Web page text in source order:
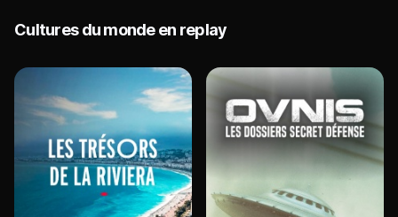
Cultures du monde en replay